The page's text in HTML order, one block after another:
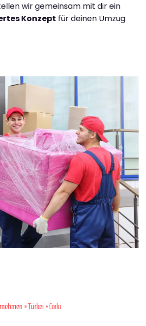
wir gemeinsam mit dir ein
Konzept für deinen Umzug
»Türkei» Corlu